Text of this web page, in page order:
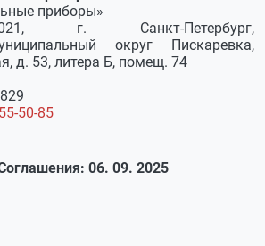
приборы»
г. Санкт-Петербург,
округ Пискаревка,
д. 53, литера Б, помещ. 74
50-85
06. 09. 2025